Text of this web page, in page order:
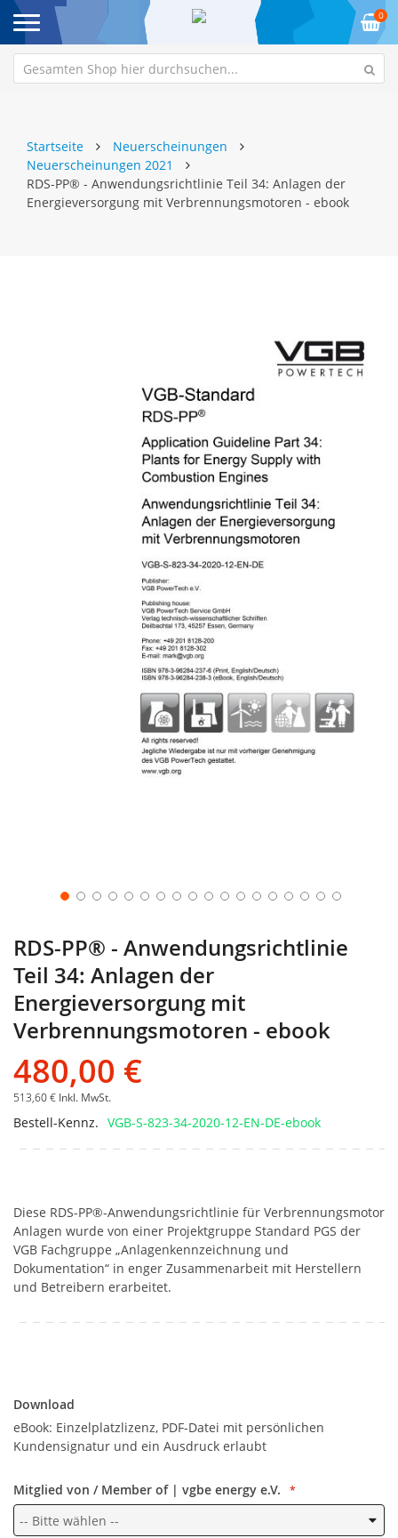
0
Startseite
Neuerscheinungen
Neuerscheinungen 2021
RDS-PP® - Anwendungsrichtlinie Teil 34: Anlagen der
Energieversorgung mit Verbrennungsmotoren - ebook
RDS-PP® - Anwendungsrichtlinie
Teil 34: Anlagen der
Energieversorgung mit
Verbrennungsmotoren - ebook
480,00 €
513,60 € Inkl. MwSt.
Bestell-Kennz. VGB-S-823-34-2020-12-EN-DE-ebook
Diese RDS-PP®-Anwendungsrichtlinie für Verbrennungsmotor
Anlagen wurde von einer Projektgruppe Standard PGS der
VGB Fachgruppe „Anlagenkennzeichnung und
Dokumentation“ in enger Zusammenarbeit mit Herstellern
und Betreibern erarbeitet.
Download
eBook: Einzelplatzlizenz, PDF-Datei mit persönlichen
Kundensignatur und ein Ausdruck erlaubt
Mitglied von / Member of | vgbe energy e.V.